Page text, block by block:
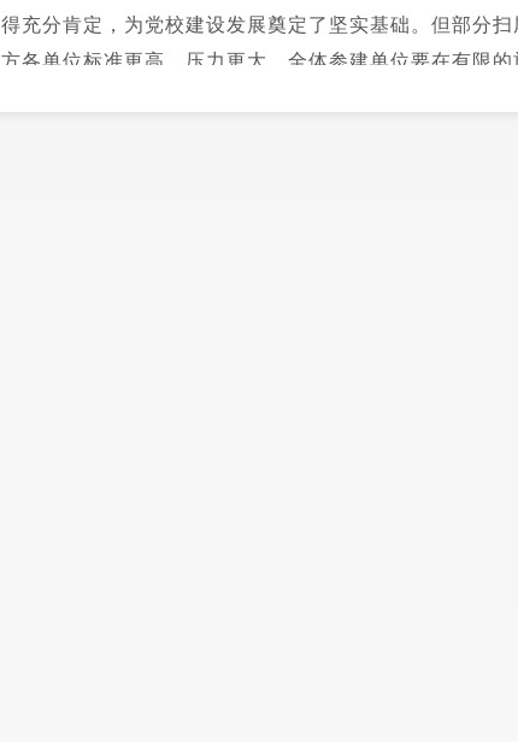
得充分肯定，为党校建设发展奠定了坚实基础。但部分
方各单位标准更高、压力更大。全体参建单位要在有限的